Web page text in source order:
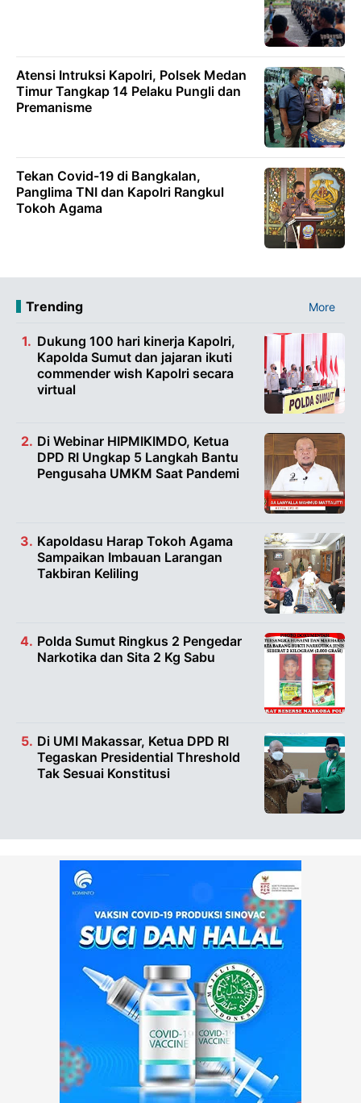
Atensi Intruksi Kapolri, Polsek Medan
Timur Tangkap 14 Pelaku Pungli dan
Premanisme
Tekan Covid-19 di Bangkalan,
Panglima TNI dan Kapolri Rangkul
Tokoh Agama
Trending More
Dukung 100 hari kinerja Kapolri,
Kapolda Sumut dan jajaran ikuti
commender wish Kapolri secara
virtual
Di Webinar HIPMIKIMDO, Ketua
DPD RI Ungkap 5 Langkah Bantu
Pengusaha UMKM Saat Pandemi
Kapoldasu Harap Tokoh Agama
Sampaikan Imbauan Larangan
Takbiran Keliling
Polda Sumut Ringkus 2 Pengedar
Narkotika dan Sita 2 Kg Sabu
Di UMI Makassar, Ketua DPD RI
Tegaskan Presidential Threshold
Tak Sesuai Konstitusi